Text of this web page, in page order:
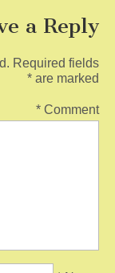
a Reply
Required fields
are marked
*
Comment
*